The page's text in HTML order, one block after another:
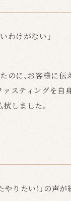
わけがない」
のに、お客様に
スティングを自
しました。
りたい！」の声が